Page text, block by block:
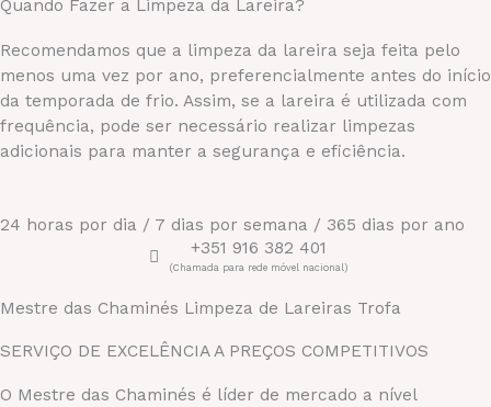
Quando Fazer a Limpeza da Lareira?
Recomendamos que a limpeza da lareira seja feita pelo
menos uma vez por ano, preferencialmente antes do início
da temporada de frio. Assim, se a lareira é utilizada com
frequência, pode ser necessário realizar limpezas
adicionais para manter a segurança e eficiência.
24 horas por dia / 7 dias por semana / 365 dias por ano
+351 916 382 401
(Chamada para rede móvel nacional)
Mestre das Chaminés Limpeza de Lareiras Trofa
SERVIÇO DE EXCELÊNCIA A PREÇOS COMPETITIVOS
O Mestre das Chaminés é líder de mercado a nível